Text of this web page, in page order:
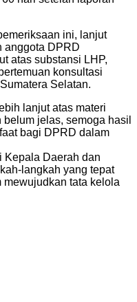
ini, lanjut
anggota DPRD
atas substansi LHP,
konsultasi
Selatan.
lanjut atas materi
jelas, semoga hasil
bagi DPRD dalam
Kepala Daerah dan
langkah yang tepat
tata kelola